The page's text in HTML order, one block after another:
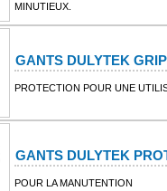
MINUTIEUX.
GANTS DULYTEK
PROTECTION POUR UNE
GANTS DULYTEK
POUR LA MANUTENTION